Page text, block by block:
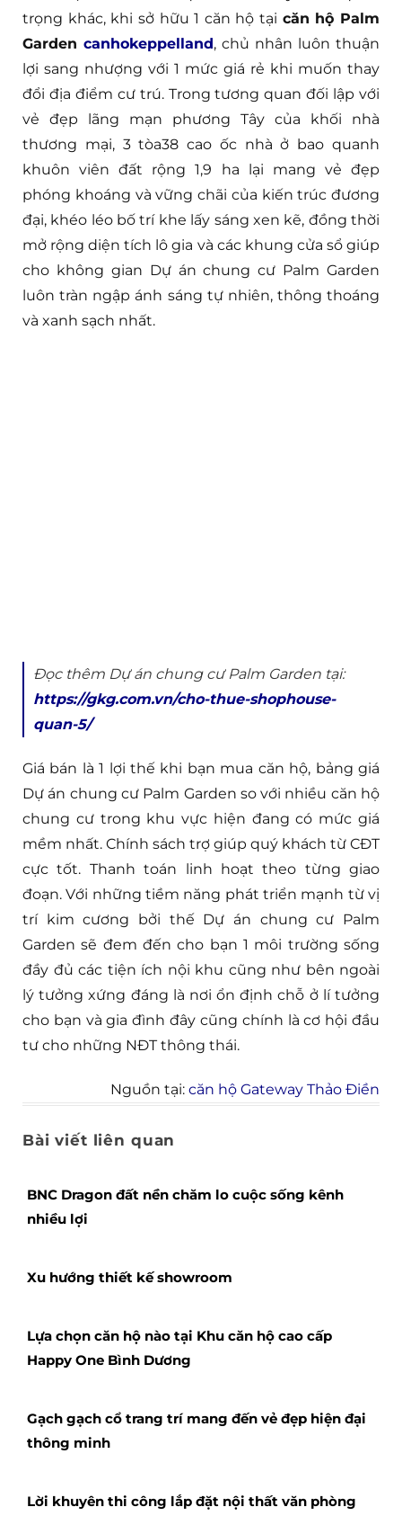
trọng khác, khi sở hữu 1 căn hộ tại căn hộ Palm
Garden canhokeppelland, chủ nhân luôn thuận
lợi sang nhượng với 1 mức giá rẻ khi muốn thay
đổi địa điểm cư trú. Trong tương quan đối lập với
vẻ đẹp lãng mạn phương Tây của khối nhà
thương mại, 3 tòa38 cao ốc nhà ở bao quanh
khuôn viên đất rộng 1,9 ha lại mang vẻ đẹp
phóng khoáng và vững chãi của kiến trúc đương
đại, khéo léo bố trí khe lấy sáng xen kẽ, đồng thời
mở rộng diện tích lô gia và các khung cửa sổ giúp
cho không gian Dự án chung cư Palm Garden
luôn tràn ngập ánh sáng tự nhiên, thông thoáng
và xanh sạch nhất.
Đọc thêm Dự án chung cư Palm Garden tại:
https://gkg.com.vn/cho-thue-shophouse-
quan-5/
Giá bán là 1 lợi thế khi bạn mua căn hộ, bảng giá
Dự án chung cư Palm Garden so với nhiều căn hộ
chung cư trong khu vực hiện đang có mức giá
mềm nhất. Chính sách trợ giúp quý khách từ CĐT
cực tốt. Thanh toán linh hoạt theo từng giao
đoạn. Với những tiềm năng phát triển mạnh từ vị
trí kim cương bởi thế Dự án chung cư Palm
Garden sẽ đem đến cho bạn 1 môi trường sống
đầy đủ các tiện ích nội khu cũng như bên ngoài
lý tưởng xứng đáng là nơi ổn định chỗ ở lí tưởng
cho bạn và gia đình đây cũng chính là cơ hội đầu
tư cho những NĐT thông thái.
Nguồn tại: căn hộ Gateway Thảo Điền
Bài viết liên quan
BNC Dragon đất nền chăm lo cuộc sống kênh
nhiều lợi
Xu hướng thiết kế showroom
Lựa chọn căn hộ nào tại Khu căn hộ cao cấp
Happy One Bình Dương
Gạch gạch cổ trang trí mang đến vẻ đẹp hiện đại
thông minh
Lời khuyên thi công lắp đặt nội thất văn phòng